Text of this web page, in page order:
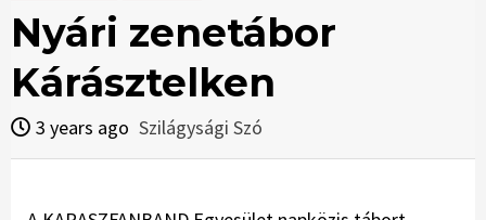
Nyári zenetábor
Kárásztelken
3 years ago Szilágysági Szó